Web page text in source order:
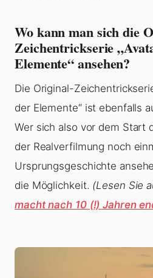
Wo kann man sich die
Zeichentrickserie
Elemente“ ansehen?
Die Original-
der Elemente“ ist ebenfalls
Wer sich also vor dem Start
der Realverfilmung noch
Ursprungsgeschichte
die Möglichkeit. (Lesen Sie
macht nach 10 (!) Jahren